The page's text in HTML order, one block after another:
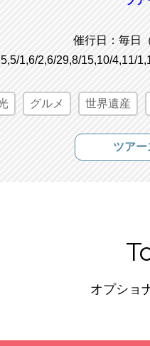
催行日：毎日
1,6/2,6/29,8/15,10/4,11/
グルメ 世界遺産
ツア
オプショ